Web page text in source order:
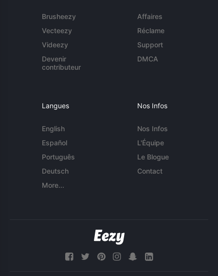
Brusheezy
Vecteezy
Videezy
Devenir
contributeur
Affaires
Réclame
Support
DMCA
Langues
English
Español
Português
Deutsch
More...
Nos Infos
Nos Infos
L'Équipe
Le Blogue
Contact